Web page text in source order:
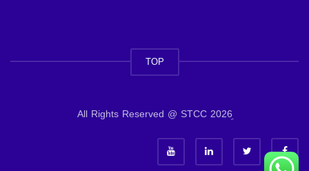
TOP
ِAll Rights Reserved @ STCC 2026